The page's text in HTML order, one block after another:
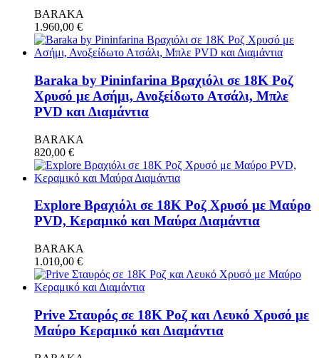
BARAKA
1.960,00 €
Baraka by Pininfarina Βραχιόλι σε 18Κ Ροζ
Χρυσό με Ασήμι, Ανοξείδωτο Ατσάλι, Μπλε
PVD και Διαμάντια
BARAKA
820,00 €
Explore Βραχιόλι σε 18Κ Ροζ Χρυσό με Μαύρο
PVD, Κεραμικό και Μαύρα Διαμάντια
BARAKA
1.010,00 €
Prive Σταυρός σε 18Κ Ροζ και Λευκό Χρυσό με
Μαύρο Κεραμικό και Διαμάντια